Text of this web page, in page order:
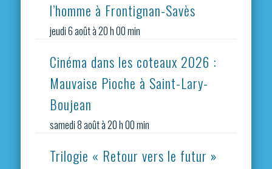
l’homme à Frontignan-Savès
jeudi 6 août à 20 h 00 min
Cinéma dans les coteaux 2026 :
Mauvaise Pioche à Saint-Lary-
Boujean
samedi 8 août à 20 h 00 min
Trilogie « Retour vers le futur »